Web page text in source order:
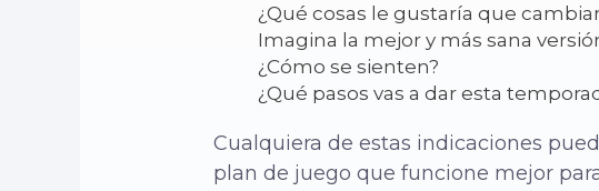
¿Qué cosas le gustaría que
Imagina la mejor y más sana
¿Cómo se sienten?
¿Qué pasos vas a dar esta
Cualquiera de estas indicaciones
plan de juego que funcione mejor